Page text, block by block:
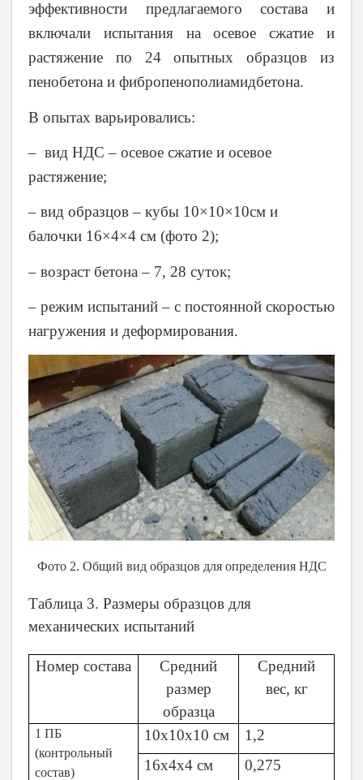
эффективности предлагаемого состава и
включали испытания на осевое сжатие и
растяжение по 24 опытных образцов из
пенобетона и фибропенополиамидбетона.
В опытах варьировались:
– вид НДС – осевое сжатие и осевое
растяжение;
– вид образцов – кубы 10×10×10см и
балочки 16×4×4 см (фото 2);
– возраст бетона – 7, 28 суток;
– режим испытаний – с постоянной скоростью
нагружения и деформирования.
Фото 2. Общий вид образцов для определения НДС
Таблица 3. Размеры образцов для
механических испытаний
Номер состава
Средний
размер
образца
Средний
вес, кг
1 ПБ
(контрольный
состав)
10х10х10 см
1,2
16х4х4 см
0,275